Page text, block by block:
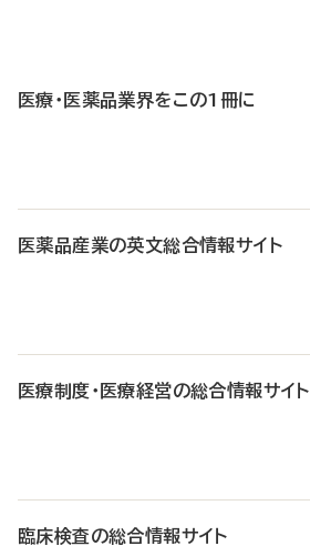
医療・医薬品業界をこの1冊に
医薬品産業の英文総合情報サイト
医療制度・医療経営の総合情報サイト
臨床検査の総合情報サイト